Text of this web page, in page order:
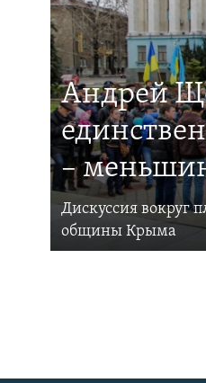
Андрей
–
Дискуссия вокруг
общины Крыма